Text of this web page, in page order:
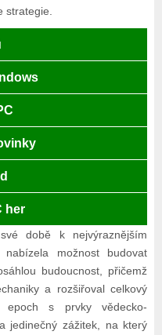
strategie.
her
době k nejvýraznějším
možnost budovat
budoucnost, přičemž
a rozšiřoval celkový
epoch s prvky vědecko-
jedinečný zážitek, na který